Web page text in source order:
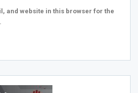
and website in this browser for the